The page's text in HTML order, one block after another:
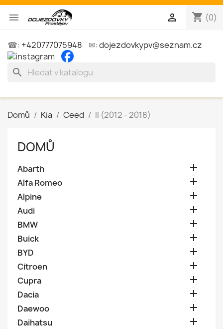
 shopping_cart (0)

☎: +420777075948 ✉:dojezdovkypv@seznam.cz
search
Domů Kia Ceed II (2012 - 2018)
DOMŮ
Abarth 
Alfa Romeo 
Alpine 
Audi 
BMW 
Buick 
BYD 
Citroen 
Cupra 
Dacia 
Daewoo 
Daihatsu 